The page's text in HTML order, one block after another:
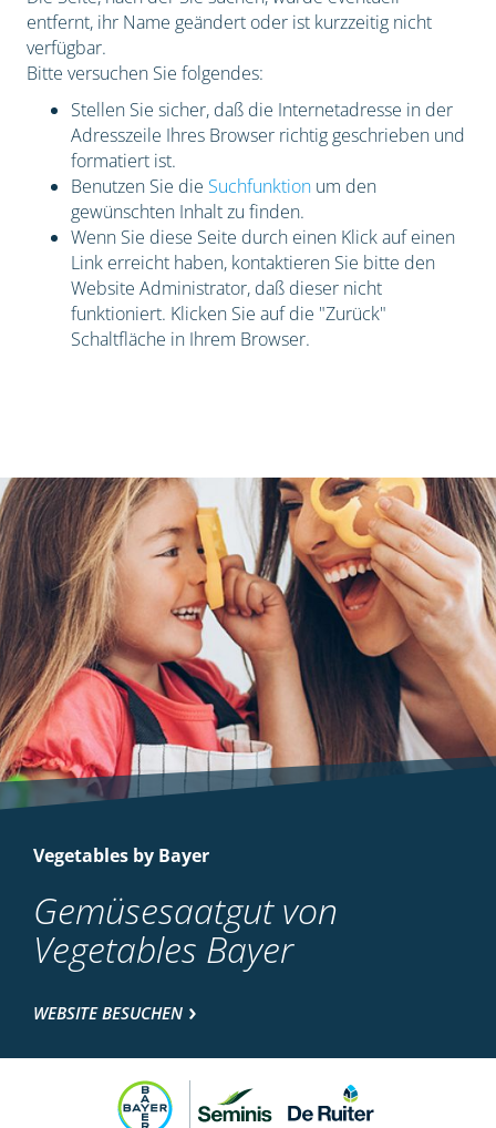
entfernt, ihr Name geändert oder ist kurzzeitig nicht
verfügbar.
Bitte versuchen Sie folgendes:
Stellen Sie sicher, daß die Internetadresse in der
Adresszeile Ihres Browser richtig geschrieben und
formatiert ist.
Benutzen Sie die Suchfunktionum den
gewünschten Inhalt zu finden.
Wenn Sie diese Seite durch einen Klick auf einen
Link erreicht haben, kontaktieren Sie bitte den
Website Administrator, daß dieser nicht
funktioniert. Klicken Sie auf die "Zurück"
Schaltfläche in Ihrem Browser.
Vegetables by Bayer
Gemüsesaatgut von
Vegetables Bayer
WEBSITE BESUCHEN